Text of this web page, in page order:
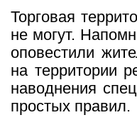
Торговая
не могут.
оповестили
на территории
наводнения
простых правил.